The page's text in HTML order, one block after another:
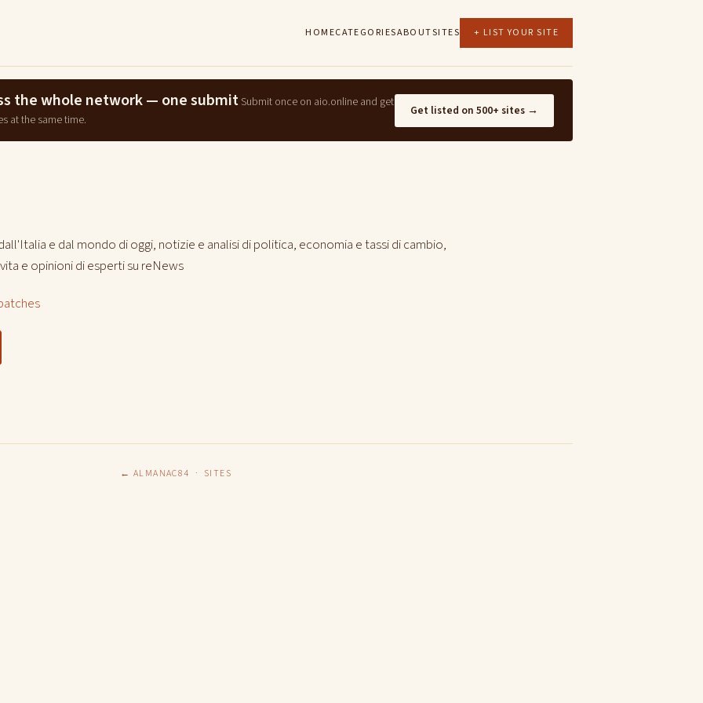
HOMECATEGORIESABOUTSITES + LIST YOUR SITE
the whole network — one submit Submit once on aio.online and get
at the same time.
Get listed on 500+ sites →
e dal mondo di oggi, notizie e analisi di politica, economia e tassi di cambio,
e opinioni di esperti su reNews
← ALMANAC84 · SITES